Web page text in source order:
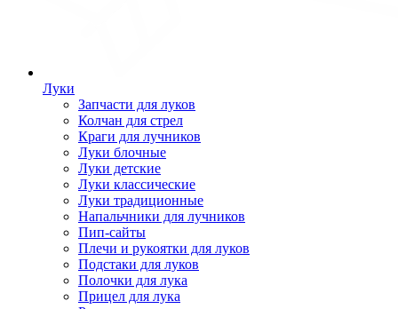
Луки
Запчасти для луков
Колчан для стрел
Краги для лучников
Луки блочные
Луки детские
Луки классические
Луки традиционные
Напальчники для лучников
Пип-сайты
Плечи и рукоятки для луков
Подстаки для луков
Полочки для лука
Прицел для лука